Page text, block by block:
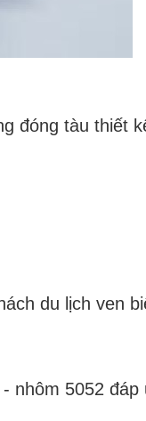
đóng tàu thiết
du lịch ven
nhôm 5052 đáp